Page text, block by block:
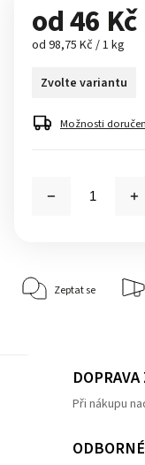
od46 Kč
od 98,75 Kč / 1 kg
Zvolte variantu
Možnosti
Zeptat se
Při nákupu